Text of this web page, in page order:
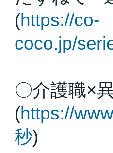
(https://co-
coco.jp/
〇介護職×
(https://
秒)